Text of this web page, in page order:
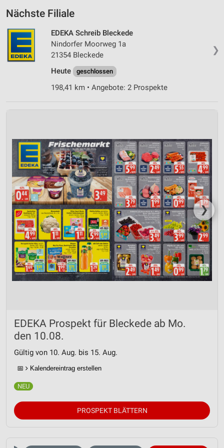
Nächste Filiale
❯
EDEKA Schreib Bleckede
Nindorfer Moorweg 1a
21354 Bleckede
Heute
geschlossen
198,41 km • Angebote: 2 Prospekte
❯
EDEKA Prospekt für Bleckede ab Mo.
den 10.08.
Gültig von 10. Aug. bis 15. Aug.
📅 Kalendereintrag erstellen
PROSPEKT BLÄTTERN